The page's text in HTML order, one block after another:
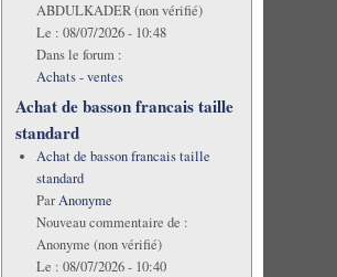
ABDULKADER (non vérifié)
Le : 08/07/2026 - 10:48
Dans le forum :
Achats - ventes
Achat de basson francais taille
standard
Achat de basson francais taille
standard
ParAnonyme
Nouveau commentaire de :
Anonyme (non vérifié)
Le : 08/07/2026 - 10:40